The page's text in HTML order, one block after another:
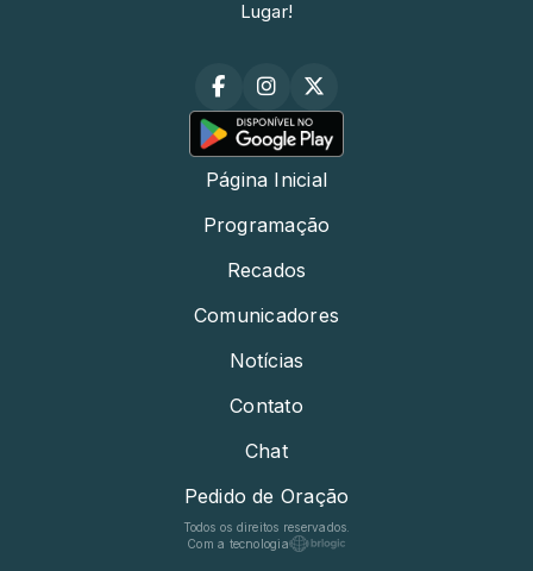
Lugar!
Página Inicial
Programação
Recados
Comunicadores
Notícias
Contato
Chat
Pedido de Oração
Todos os direitos reservados.
Com a tecnologia